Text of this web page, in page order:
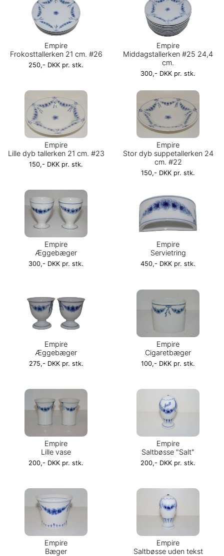
Empire
Frokosttallerken 21 cm. #26
250,- DKK pr. stk.
Empire
Middagstallerken #25 24,4
cm.
300,- DKK pr. stk.
Empire
Lille dyb tallerken 21 cm. #23
150,- DKK pr. stk.
Empire
Stor dyb suppetallerken 24
cm. #22
150,- DKK pr. stk.
Empire
Æggebæger
300,- DKK pr. stk.
Empire
Servietring
450,- DKK pr. stk.
Empire
Æggebæger
275,- DKK pr. stk.
Empire
Cigaretbæger
100,- DKK pr. stk.
Empire
Lille vase
200,- DKK pr. stk.
Empire
Saltbøsse "Salt"
200,- DKK pr. stk.
Empire
Bæger
Empire
Saltbøsse uden tekst